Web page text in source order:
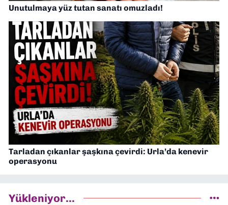
Unutulmaya yüz tutan sanatı omuzladı!
Tarladan çıkanlar şaşkına çevirdi: Urla’da kenevir
operasyonu
Yükleniyor...